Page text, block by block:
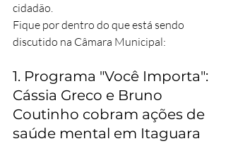
cidadão.
Fique por dentro do que está sendo
discutido na Câmara Municipal:
1. Programa "Você Importa":
Cássia Greco e Bruno
Coutinho cobram ações de
saúde mental em Itaguara